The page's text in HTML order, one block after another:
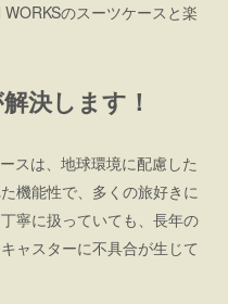
WORKSのスーツケースと楽
決します！
スは、地球環境に配慮した
機能性で、多くの旅好きに
寧に扱っていても、長年の
ャスターに不具合が生じて